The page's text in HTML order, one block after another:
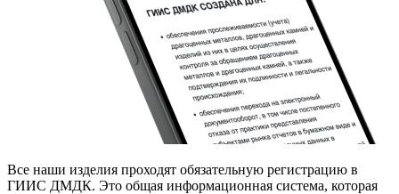
Все наши изделия проходят обязательную регистрацию в
ГИИС ДМДК. Это общая информационная система, которая